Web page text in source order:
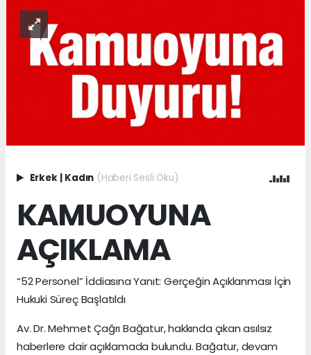
Erkek | Kadın (Haberi Sesli Oku)
KAMUOYUNA
AÇIKLAMA
“52 Personel” İddiasına Yanıt: Gerçeğin Açıklanması İçin
Hukuki Süreç Başlatıldı
Av. Dr. Mehmet Çağrı Bağatur, hakkında çıkan asılsız
haberlere dair açıklamada bulundu. Bağatur, devam